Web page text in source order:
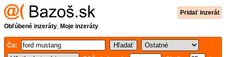
Pridať inzerát
Obľúbené inzeráty, Moje inzeráty
Čo: